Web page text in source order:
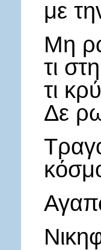
με
Μη
τι
τι
Δε